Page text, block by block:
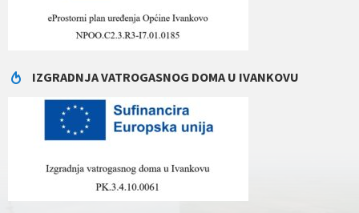
IZGRADNJA VATROGASNOG DOMA U IVANKOVU